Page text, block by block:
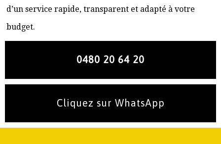
d’un service rapide, transparent et adapté à votre
budget.
0480 20 64 20
Cliquez sur WhatsApp